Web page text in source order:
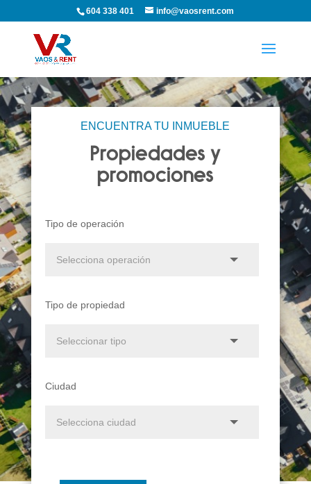
604 338 401 info@vaosrent.com
ENCUENTRA TU INMUEBLE
Propiedades y
promociones
Tipo de operación
Tipo de propiedad
Ciudad